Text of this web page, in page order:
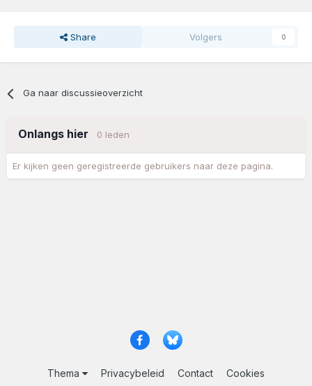
Share Volgers 0
Ga naar discussieoverzicht
Onlangs hier 0 leden
Er kijken geen geregistreerde gebruikers naar deze pagina.
Thema Privacybeleid Contact Cookies